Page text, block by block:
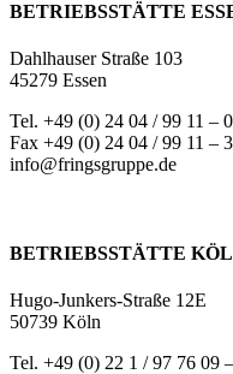
BETRIEBSSTÄTTE
Dahlhauser Straße 103
45279 Essen
Tel. +49 (0) 24 04 / 99 11 – 0
Fax +49 (0) 24 04 / 99 11 –
info@fringsgruppe.de
BETRIEBSSTÄTTE
Hugo-Junkers-Straße 12E
50739 Köln
Tel. +49 (0) 22 1 / 97 76 09